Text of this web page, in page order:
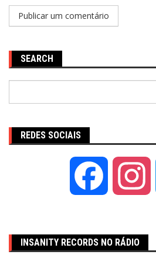
SEARCH
REDES SOCIAIS
Facebook
INSANITY RECORDS NO RÁDIO